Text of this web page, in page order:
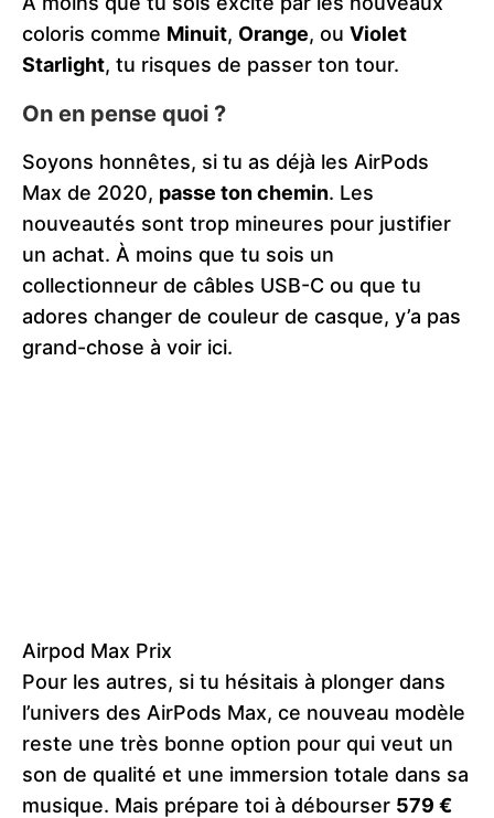
coloris comme Minuit, Orange, ou Violet
Starlight, tu risques de passer ton tour.
On en pense quoi ?
Soyons honnêtes, si tu as déjà les AirPods
Max de 2020, passe ton chemin. Les
nouveautés sont trop mineures pour justifier
un achat. À moins que tu sois un
collectionneur de câbles USB-C ou que tu
adores changer de couleur de casque, y’a pas
grand-chose à voir ici.
Airpod Max Prix
Pour les autres, si tu hésitais à plonger dans
l’univers des AirPods Max, ce nouveau modèle
reste une très bonne option pour qui veut un
son de qualité et une immersion totale dans sa
musique. Mais prépare toi à débourser 579 €